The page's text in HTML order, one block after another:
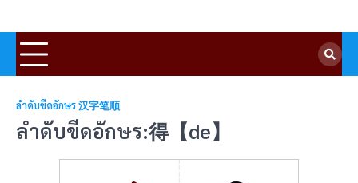
ลำดับขีดอักษร 汉字笔顺
ลำดับขีดอักษร:得【de】